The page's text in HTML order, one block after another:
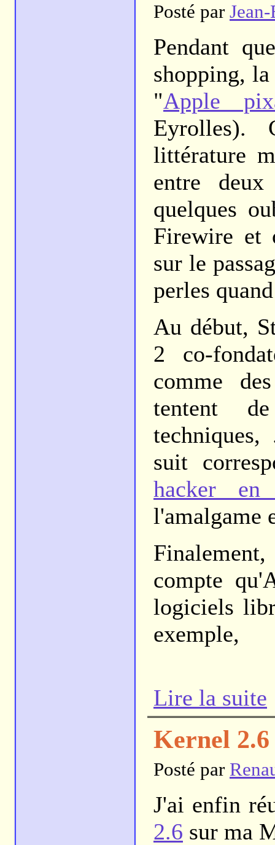
Posté par
Pendant
shopping,
"Apple
Eyrolles).
littérature
entre
quelques
Firewire et
sur le
perles
Au début,
2 co-
comme
tentent
suit
hacker en
l'amalgame
compte
logiciels
exemple,
Lire la suite
Kernel
Posté par
J'ai enfin
2.6 sur ma